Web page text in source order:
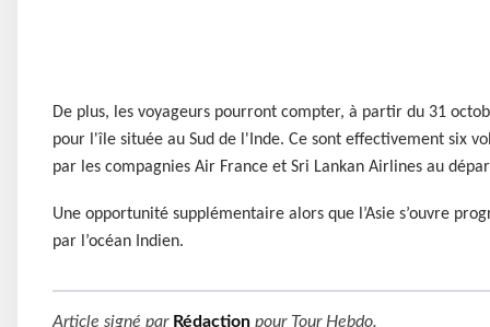
De plus, les voyageurs pourront compter, à partir du 31
pour l'île située au Sud de l'Inde. Ce sont effectivement six
par les compagnies Air France et Sri Lankan Airlines au
Une opportunité supplémentaire alors que l’Asie s’ouvre
par l’océan Indien.
Article signé par Rédaction pour Tour Hebdo.